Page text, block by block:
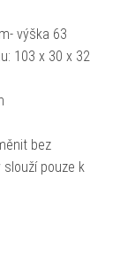
výška 63
103 x 30 x 32
bez
slouží pouze k